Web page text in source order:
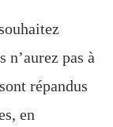
pas à
répandus
en